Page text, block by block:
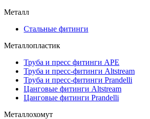
Металл
Стальные фитинги
Металлопластик
Труба и пресс фитинги APE
Труба и пресс-фитинги Altstream
Труба и пресс-фитинги Prandelli
Цанговые фитинги Altstream
Цанговые фитинги Prandelli
Металлохомут